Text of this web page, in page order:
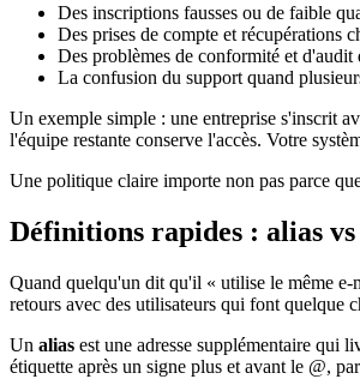
Des inscriptions fausses ou de faible
Des prises de compte et récupérations
Des problèmes de conformité et
La confusion du support quand
Un exemple simple : une entreprise s'inscrit
l'équipe restante conserve l'accès. Votre
Une politique claire importe non pas parce
Définitions rapides : alias
Quand quelqu'un dit qu'il « utilise le même e-
retours avec des utilisateurs qui font quelque
Un alias est une adresse supplémentaire qui
étiquette après un signe plus et avant le @,